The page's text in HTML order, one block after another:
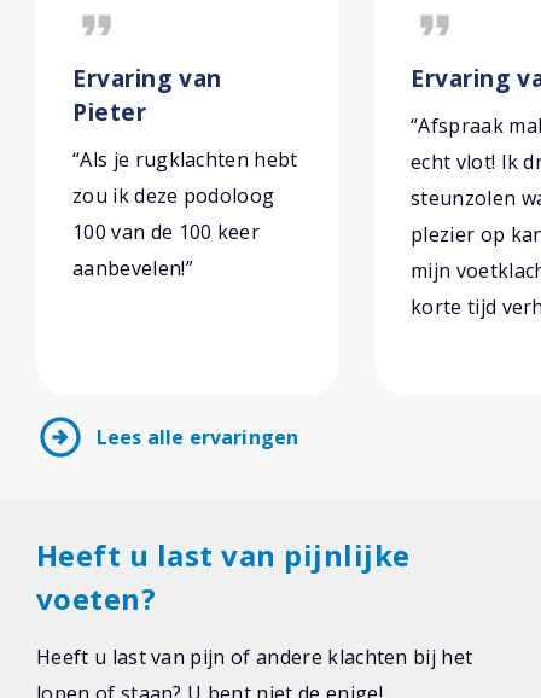
format_quote
Ervaring van
Pieter
“Als je rugklachten hebt
zou ik deze podoloog
100 van de 100 keer
aanbevelen!”
format_quote
Ervaring
“Afspraak
echt vlot! Ik
steunzolen
plezier op
mijn
korte tijd
arrow_circle_right Lees alle ervaringen
Heeft u last van pijnlijke
voeten?
Heeft u last van pijn of andere klachten bij het